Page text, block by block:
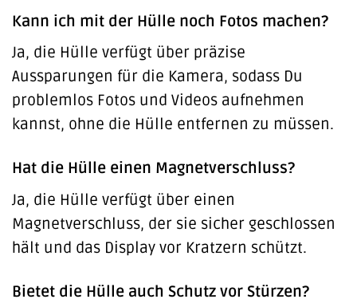
Kann ich mit der Hülle noch Fotos machen?
Ja, die Hülle verfügt über präzise
Aussparungen für die Kamera, sodass Du
problemlos Fotos und Videos aufnehmen
kannst, ohne die Hülle entfernen zu müssen.
Hat die Hülle einen Magnetverschluss?
Ja, die Hülle verfügt über einen
Magnetverschluss, der sie sicher geschlossen
hält und das Display vor Kratzern schützt.
Bietet die Hülle auch Schutz vor Stürzen?